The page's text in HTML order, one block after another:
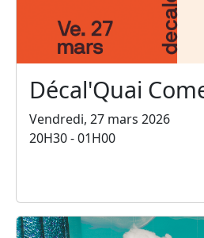
Décal'Quai
Vendredi, 27 mars 2026
20H30 - 01H00